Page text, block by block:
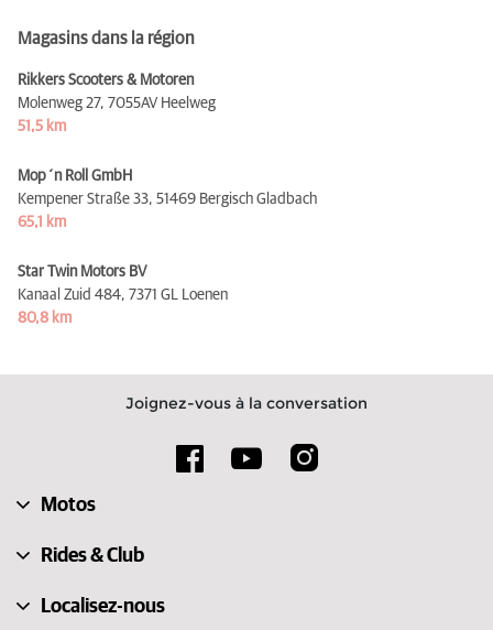
Magasins dans la région
Rikkers Scooters & Motoren
Molenweg 27, 7055AV Heelweg
51,5 km
Mop´n Roll GmbH
Kempener Straße 33, 51469 Bergisch Gladbach
65,1 km
Star Twin Motors BV
Kanaal Zuid 484, 7371 GL Loenen
80,8 km
Joignez-vous à la conversation
Motos
Rides & Club
Localisez-nous